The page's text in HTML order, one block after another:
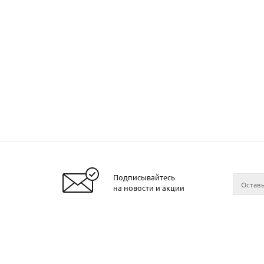
Подписывайтесь
на новости и акции
Заказать металл